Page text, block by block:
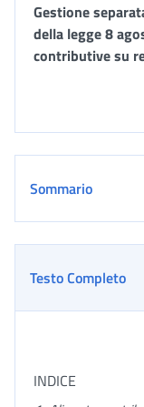
Gestione
della legge 8
contributive su
Sommario
Testo Completo
INDICE